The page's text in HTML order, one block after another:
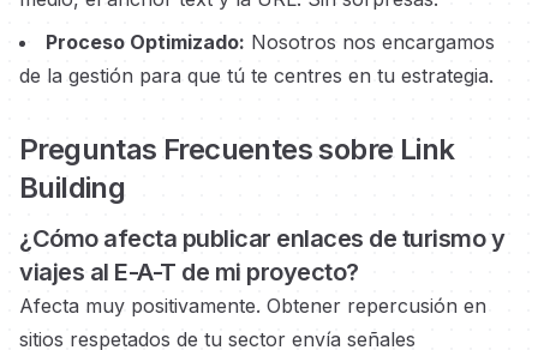
Proceso Optimizado: Nosotros nos encargamos
de la gestión para que tú te centres en tu estrategia.
Preguntas Frecuentes sobre Link
Building
¿Cómo afecta publicar enlaces de turismo y
viajes al E-A-T de mi proyecto?
Afecta muy positivamente. Obtener repercusión en
sitios respetados de tu sector envía señales